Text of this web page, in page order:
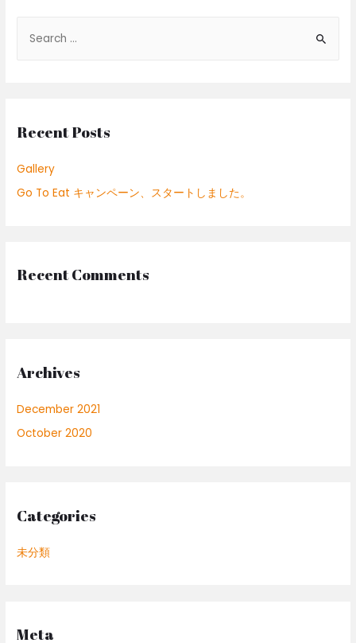
h
o
r
Recent Posts
Gallery
Go To Eat キャンペーン、スタートしました。
Recent Comments
Archives
December 2021
October 2020
Categories
未分類
Meta